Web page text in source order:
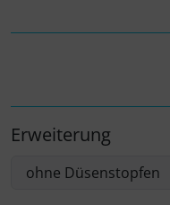
Erweiterung
Geschenk-Boutique
Kalender
Magnetflugzeuge
Thermikhüte
Warm und Kalt
Sonstiges